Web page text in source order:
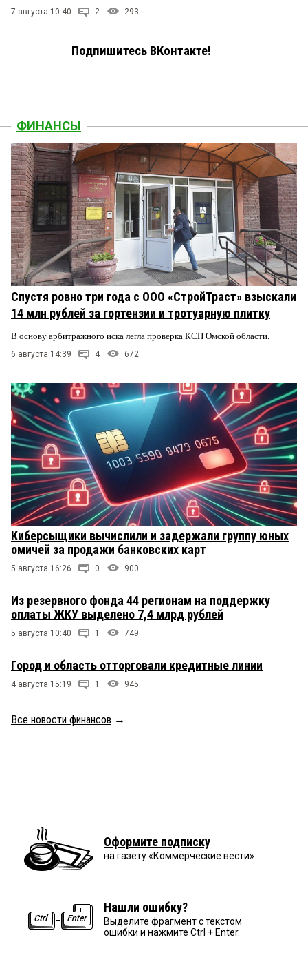
7 августа 10:40 2 293
Подпишитесь ВКонтакте!
ФИНАНСЫ
Спустя ровно три года с ООО «СтройТраст» взыскали
14 млн рублей за гортензии и тротуарную плитку
В основу арбитражного иска легла проверка КСП Омской области.
6 августа 14:39 4 672
Киберсыщики вычислили и задержали группу юных
омичей за продажи банковских карт
5 августа 16:26 0 900
Из резервного фонда 44 регионам на поддержку
оплаты ЖКУ выделено 7,4 млрд рублей
5 августа 10:40 1 749
Город и область отторговали кредитные линии
4 августа 15:19 1 945
Все новости финансов →
Оформите подписку
на газету «Коммерческие вести»
Нашли ошибку?
Выделите фрагмент с текстом
ошибки и нажмите Ctrl + Enter.